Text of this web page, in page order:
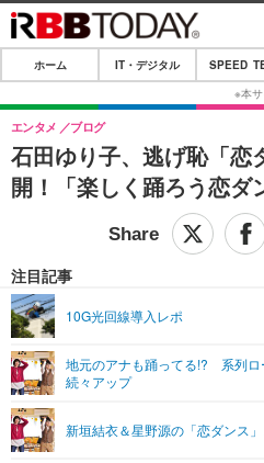
ホーム
IT・デジタル
IT・デジタルTOP
ネタ
SPEED TEST
グラビア
ショッピング
ライフTOP
その他
リリース一覧
プッシュ通知の停止方法
ホーム IT・デジタル SPEED
石田ゆり子、逃げ恥「恋
開！「楽しく踊ろう恋ダ
エンタメ ブログ
注目記事
10G光回線導入レポ
地元のアナも踊ってる!? 系列ロ
続々アップ
新垣結衣＆星野源の「恋ダンス